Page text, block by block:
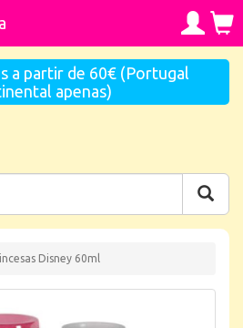
a partir de 60€ (Portugal
apenas)
Disney 60ml